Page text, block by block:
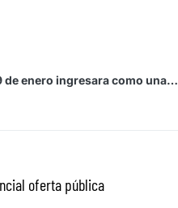
de enero ingresara como una…
oferta pública